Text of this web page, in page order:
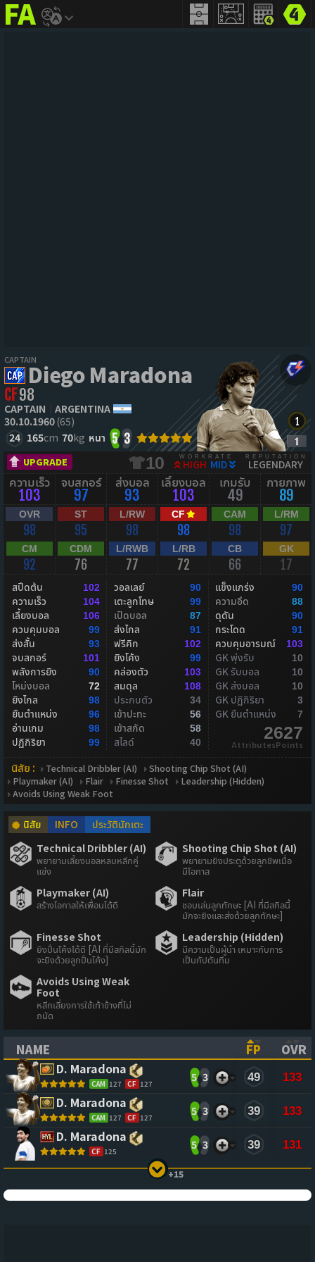
addict
CAPTAINDiego Maradona
CF98
CAPTAIN
ARGENTINA
30.10.1960(65)
24 165cm 70kg หนา 5 3
UPGRADE 10 WORKRATE
HIGH MID
REPUTATION
LEGENDARY
ความเร็ว
103
จบสกอร์
97
ส่งบอล
93
เลี้ยงบอล
103
เกมรับ
49
กายภาพ
89
OVR
98
ST
95
L/RW
98
CF
98
CAM
98
L/RM
97
CM
92
CDM
76
L/RWB
77
L/RB
72
CB
66
GK
17
สปีดต้น 102
ความเร็ว 104
เลี้ยงบอล 106
ควบคุมบอล 99
ส่งสั้น 93
จบสกอร์ 101
พลังการยิง 90
โหม่งบอล 72
ยิงไกล 98
ยืนตำแหน่ง 96
อ่านเกม 98
ปฏิกิริยา 99
วอลเลย์ 90
เตะลูกโทษ 99
เปิดบอล 87
ส่งไกล 91
ฟรีคิก 102
ยิงโค้ง 99
คล่องตัว 103
สมดุล 108
ประกบตัว 34
เข้าปะทะ 56
เข้าสกัด 58
สไลด์ 40
แข็งแกร่ง 90
ความอึด 88
ดุดัน 90
กระโดด 91
ควบคุมอารมณ์ 103
GK พุ่งรับ 10
GK รับบอล 10
GK ส่งบอล 10
GK ปฏิกิริยา 3
GK ยืนตำแหน่ง 7
2627
AttributesPoints
นิสัย : Technical Dribbler (AI)
Shooting Chip Shot (AI)
Playmaker (AI)
Flair Finesse Shot
Leadership (Hidden)
Avoids Using Weak Foot
นิสัย INFO
ประวัตินักเตะ
Technical Dribbler (AI)
พยายามเลี้ยงบอลหลบหลีกคู่
แข่ง
Shooting Chip Shot (AI)
พยายามยิงประตูด้วยลูกชิพเมื่อ
มีโอกาส
Playmaker (AI)
สร้างโอกาสให้เพื่อนได้ดี
Flair
ชอบเล่นลูกทักษะ [AI ที่มีสกิลนี้
มักจะยิงและส่งด้วยลูกทักษะ]
Finesse Shot
ยิงปั่นโค้งได้ดี [AI ที่มีสกิลนี้มัก
จะยิงด้วยลูกปั่นโค้ง]
Leadership (Hidden)
มีความเป็นผู้นำ เหมาะกับการ
เป็นกัปตันทีม
Avoids Using Weak
Foot
หลีกเลี่ยงการใช้เท้าข้างที่ไม่
ถนัด
NAME
(CLICK TO SORT ASCENDING)
FP
OVR
D. Maradona
CAM 127 CF 127
5 3 49 133
D. Maradona
CAM 127 CF 127
5 3 39 133
D. Maradona
CF 125
5 3 39 131
+15